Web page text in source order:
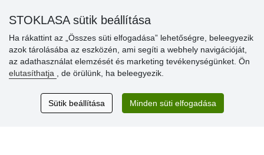
Vásárlók
Excellent service
STOKLASA sütik beállítása
Ha rákattint az „Összes süti elfogadása” lehetőségre, beleegyezik
azok tárolásába az eszközén, ami segíti a webhely navigációját,
az adathasználat elemzését és marketing tevékenységünket. Ön
elutasíthatja
, de örülünk, ha beleegyezik.
Sütik beállítása Minden süti elfogadása